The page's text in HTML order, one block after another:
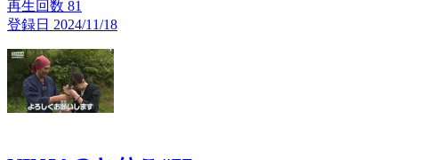
再生回数 81
登録日 2024/11/18